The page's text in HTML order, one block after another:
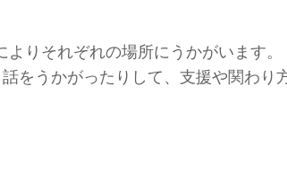
りそれぞれの場所にうかがいます。
をうかがったりして、支援や関わり